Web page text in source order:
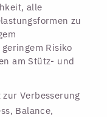
alle
zu
Risiko
am Stütz- und
Verbesserung
Balance,